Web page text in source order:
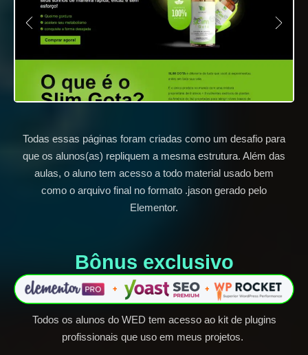
Todas essas páginas foram criadas como um desafio para
que os alunos(as) repliquem a mesma estrutura. Além das
aulas, o aluno tem acesso a todo material usado bem
como o arquivo final no formato .jason gerado pelo
Elementor.
Bônus exclusivo​
Todos os alunos do WED tem acesso ao kit de plugins
profissionais que uso em meus projetos.